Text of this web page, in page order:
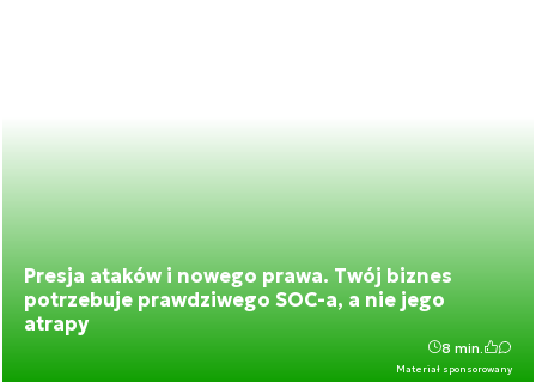
Presja ataków i nowego prawa. Twój biznes
potrzebuje prawdziwego SOC-a, a nie jego
atrapy
Materiał sponsorowany
8 min.